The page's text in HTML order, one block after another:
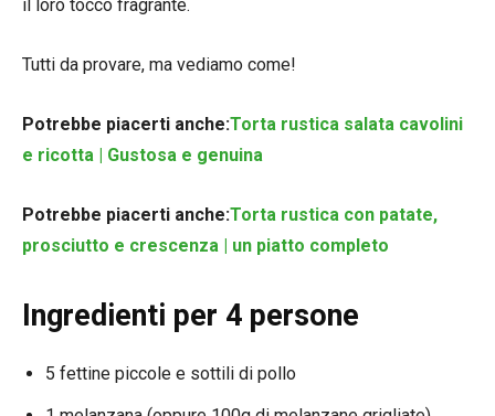
il loro tocco fragrante.
Tutti da provare, ma vediamo come!
Potrebbe piacerti anche:Torta rustica salata cavolini
e ricotta | Gustosa e genuina
Potrebbe piacerti anche:Torta rustica con patate,
prosciutto e crescenza | un piatto completo
Ingredienti per 4 persone
5 fettine piccole e sottili di pollo